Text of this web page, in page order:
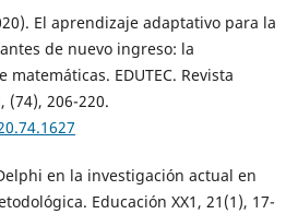
El aprendizaje adaptativo para la
de nuevo ingreso: la
EDUTEC. Revista
(74), 206-220.
en la investigación actual en
Educación XX1, 21(1), 17-